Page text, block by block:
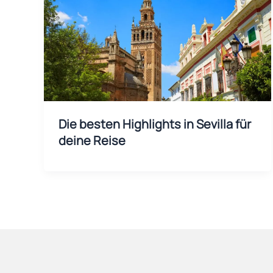
Die besten Highlights in Sevilla für
deine Reise